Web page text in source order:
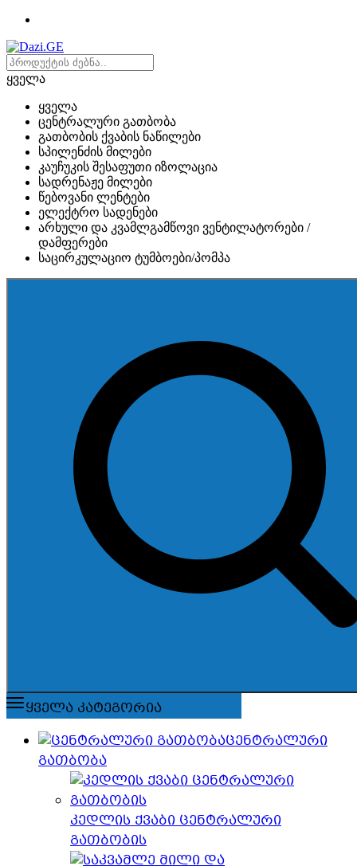
ყველა
ყველა
ცენტრალური გათბობა
გათბობის ქვაბის ნაწილები
სპილენძის მილები
კაუჩუკის შესაფუთი იზოლაცია
სადრენაჟე მილები
წებოვანი ლენტები
ელექტრო სადენები
არხული და კვამლგამწოვი ვენტილატორები /
დამფერები
საცირკულაციო ტუმბოები/პომპა
ყველა კატეგორია
ცენტრალური
გათბობა
კედლის ქვაბი ცენტრალური
გათბობის